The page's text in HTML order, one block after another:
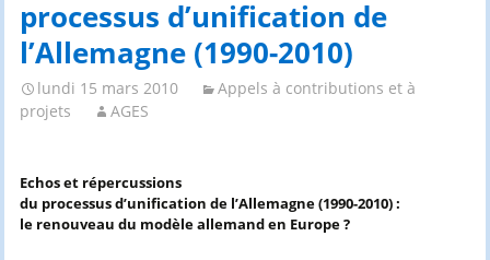
processus d’unification de
l’Allemagne (1990-2010)
lundi 15 mars 2010
Appels à contributions et à
projets
AGES
Echos et répercussions
du processus d’unification de l’Allemagne (1990-2010) :
le renouveau du modèle allemand en Europe ?